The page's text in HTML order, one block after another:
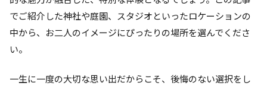
でご紹介した神社や庭園、スタジオといったロケーションの
中から、お二人のイメージにぴったりの場所を選んでくださ
い。
一生に一度の大切な思い出だからこそ、後悔のない選択をし